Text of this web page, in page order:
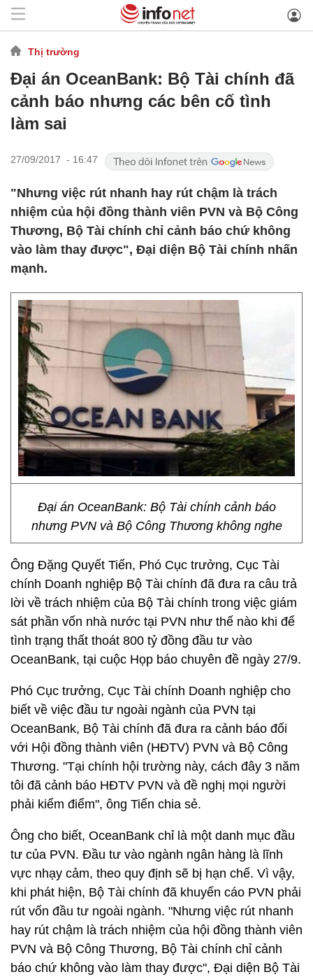
Thị trường
Đại án OceanBank: Bộ Tài chính đã
cảnh báo nhưng các bên cố tình
làm sai
27/09/2017 - 16:47
"Nhưng việc rút nhanh hay rút chậm là trách
nhiệm của hội đồng thành viên PVN và Bộ Công
Thương, Bộ Tài chính chỉ cảnh báo chứ không
vào làm thay được", Đại diện Bộ Tài chính nhấn
mạnh.
Đại án OceanBank: Bộ Tài chính cảnh báo
nhưng PVN và Bộ Công Thương không nghe
Ông Đặng Quyết Tiến, Phó Cục trưởng, Cục Tài
chính Doanh nghiệp Bộ Tài chính đã đưa ra câu trả
lời về trách nhiệm của Bộ Tài chính trong việc giám
sát phần vốn nhà nước tại PVN như thế nào khi để
tình trạng thất thoát 800 tỷ đồng đầu tư vào
OceanBank, tại cuộc Họp báo chuyên đề ngày 27/9.
Phó Cục trưởng, Cục Tài chính Doanh nghiệp cho
biết về việc đầu tư ngoài ngành của PVN tại
OceanBank, Bộ Tài chính đã đưa ra cảnh báo đối
với Hội đồng thành viên (HĐTV) PVN và Bộ Công
Thương. "Tại chính hội trường này, cách đây 3 năm
tôi đã cảnh báo HĐTV PVN và đề nghị mọi người
phải kiểm điểm", ông Tiến chia sẻ.
Ông cho biết, OceanBank chỉ là một danh mục đầu
tư của PVN. Đầu tư vào ngành ngân hàng là lĩnh
vực nhạy cảm, theo quy định sẽ bị hạn chế. Vì vậy,
khi phát hiện, Bộ Tài chính đã khuyến cáo PVN phải
rút vốn đầu tư ngoài ngành. "Nhưng việc rút nhanh
hay rút chậm là trách nhiệm của hội đồng thành viên
PVN và Bộ Công Thương, Bộ Tài chính chỉ cảnh
báo chứ không vào làm thay được", Đại diện Bộ Tài